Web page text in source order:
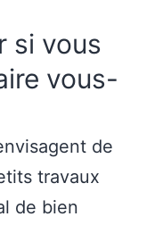
si vous
vous-
de
travaux
de bien